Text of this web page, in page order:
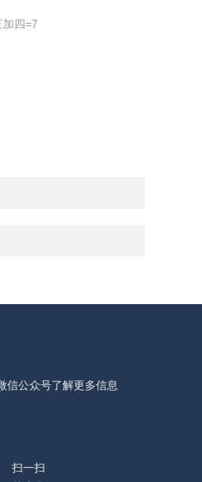
四=7
信公众号了解更多信息
扫一扫